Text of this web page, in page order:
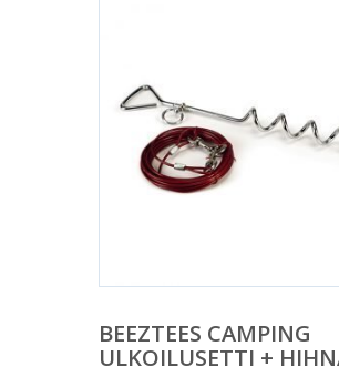
BEEZTEES CAMPING
ULKOILUSETTI +